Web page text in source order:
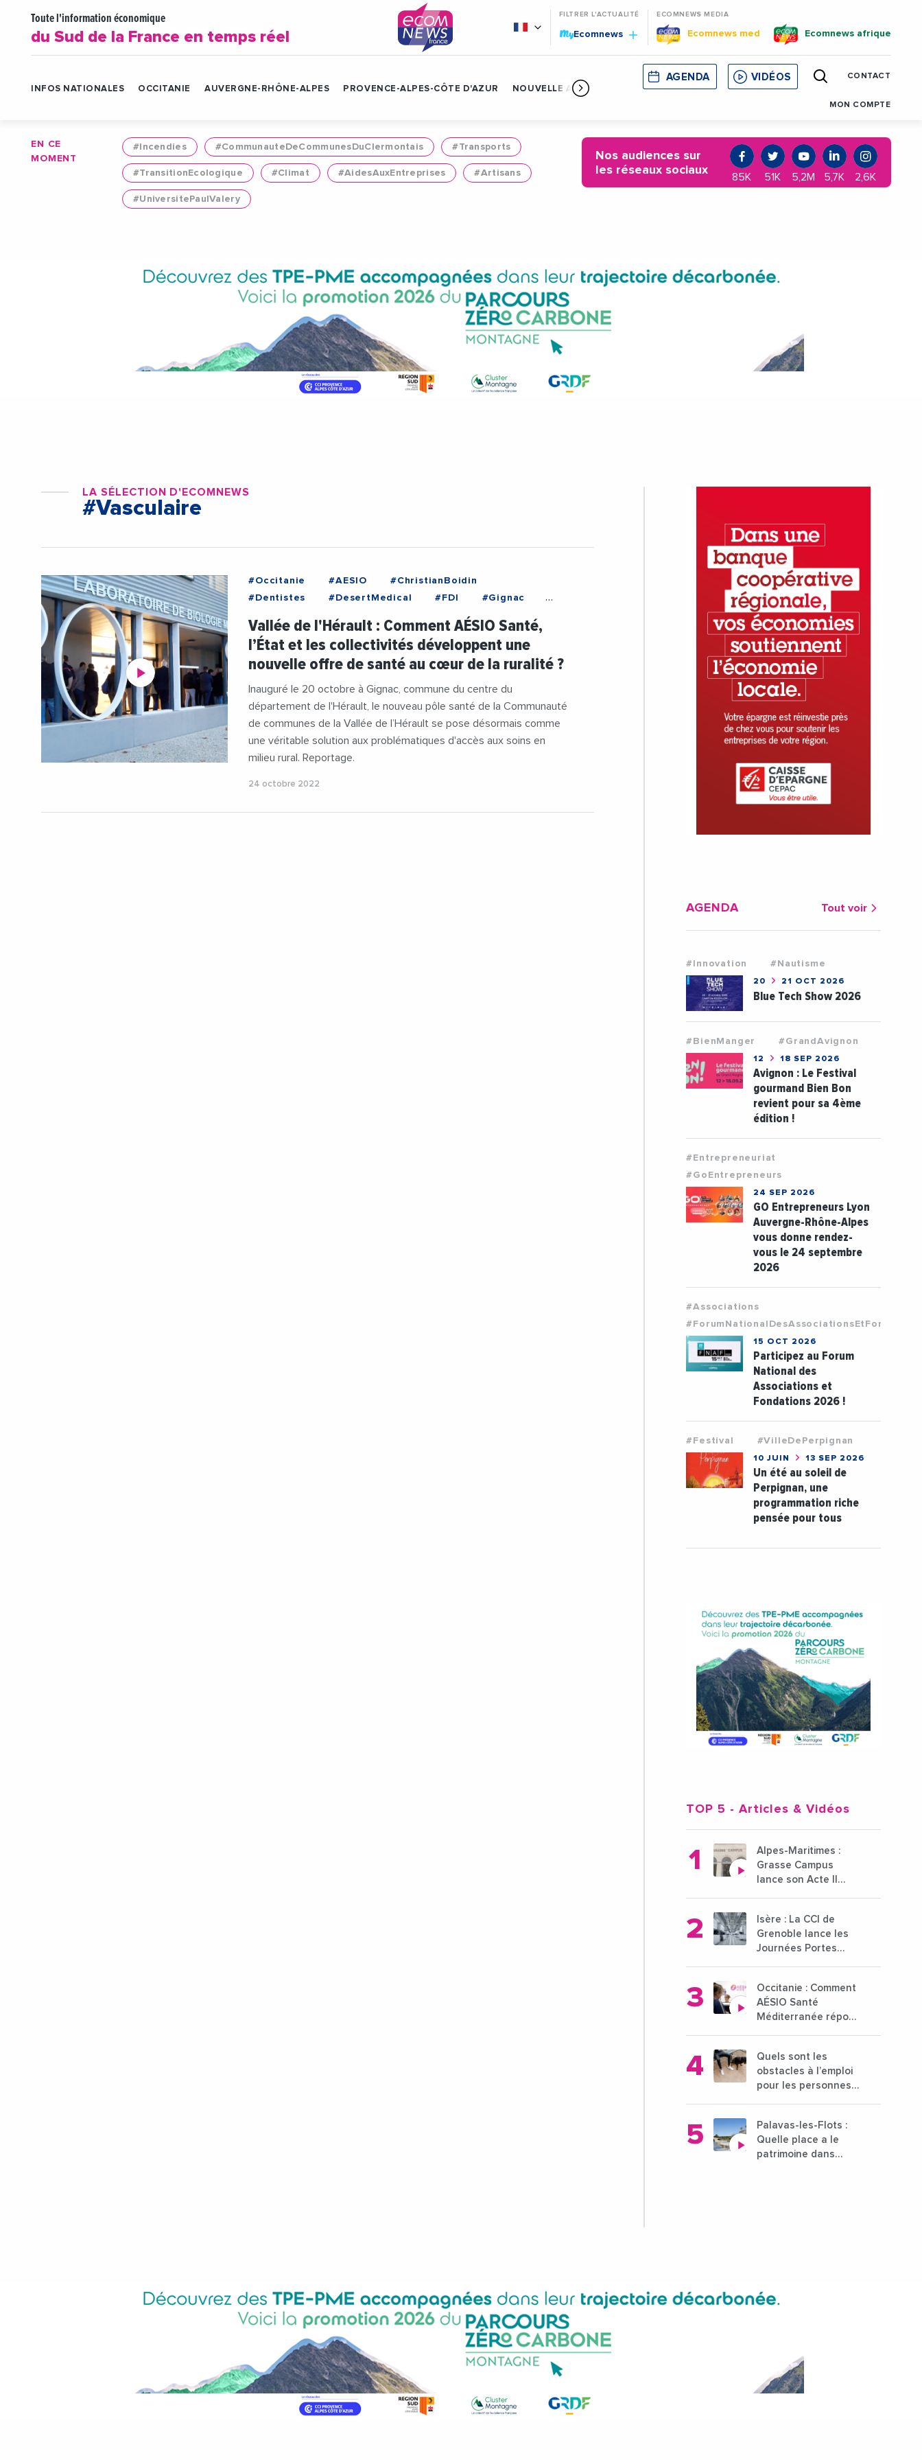
Toute l'information économique
du Sud de la France en temps réel
FILTRER L'ACTUALITÉ
MyEcomnews
ECOMNEWS MEDIA
Ecomnews med Ecomnews afrique
INFOS NATIONALES OCCITANIE AUVERGNE-RHÔNE-ALPES PROVENCE-ALPES-CÔTE D'AZUR NOUVELLE AQUITAINE CORSE MONACO CATALOGNE
AGENDA VIDÉOS CONTACT
MON COMPTE
EN CE
MOMENT
#Incendies #CommunauteDeCommunesDuClermontais #Transports
#TransitionEcologique #Climat #AidesAuxEntreprises #Artisans
#UniversitePaulValery
Nos audiences sur
les réseaux sociaux
85K 51K 5,2M 5,7K 2,6K
LA SÉLECTION D'ECOMNEWS
#Vasculaire
#Occitanie #AESIO
#ChristianBoidin
#Dentistes
#DesertMedical #FDI
#Gignac
#HuguesMoutouh
#JeanFrancoisSoto
#Medecine
#MedecineInterne
#Medecins
#Montpellier
#Occitanie
#PoleMedical
#PoleSante
#Praticiens
#Prefecture
#Psychologie #Radiologie
#Urologie
#Vasculaire #Videos
Vallée de l'Hérault : Comment AÉSIO Santé,
l’État et les collectivités développent une
nouvelle offre de santé au cœur de la ruralité ?
Inauguré le 20 octobre à Gignac, commune du centre du
département de l'Hérault, le nouveau pôle santé de la Communauté
de communes de la Vallée de l’Hérault se pose désormais comme
une véritable solution aux problématiques d'accès aux soins en
milieu rural. Reportage.
24 octobre 2022
AGENDA Tout voir
#Innovation #Nautisme
20 21 OCT 2026
Blue Tech Show 2026
#BienManger #GrandAvignon
12 18 SEP 2026
Avignon : Le Festival
gourmand Bien Bon
revient pour sa 4ème
édition !
#Entrepreneuriat
#GoEntrepreneurs
24 SEP 2026
GO Entrepreneurs Lyon
Auvergne-Rhône-Alpes
vous donne rendez-
vous le 24 septembre
2026
#Associations
15 OCT 2026
Participez au Forum
National des
Associations et
Fondations 2026 !
#Festival #VilleDePerpignan
10 JUIN 13 SEP 2026
Un été au soleil de
Perpignan, une
programmation riche
pensée pour tous
TOP 5 - Articles & Vidéos
Alpes-Maritimes :
Grasse Campus
lance son Acte II
pour l'enseignement
supérieur
Isère : La CCI de
Grenoble lance les
Journées Portes
21 octobre 2024
Occitanie : Comment
AÉSIO Santé
Méditerranée répond
médicaux ?
Quels sont les
obstacles à l’emploi
pour les personnes
Palavas-les-Flots :
Quelle place a le
patrimoine dans